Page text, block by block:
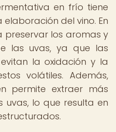
en frío tiene
del vino. En
preservar los aromas y
las uvas, ya que las
la oxidación y la
volátiles. Además,
permite extraer más
uvas, lo que resulta en